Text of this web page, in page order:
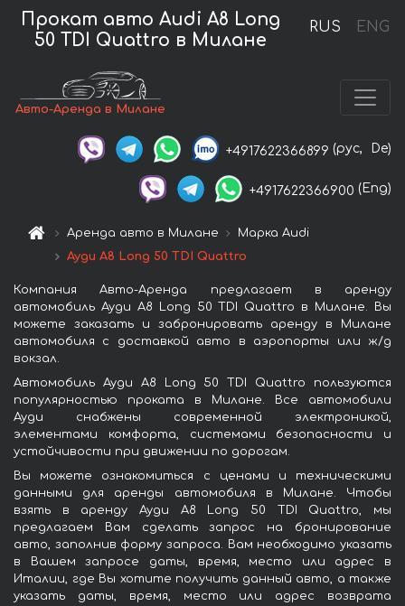
RUS ENG
Прокат авто Audi A8 Long
50 TDI Quattro в Милане
Авто-Аренда в Милане
+4917622366899 (рус, De)
+4917622366900 (Eng)
Аренда авто в Милане
Марка Audi
Ауди A8 Long 50 TDI Quattro
Компания Авто-Аренда предлагает в аренду
автомобиль Ауди A8 Long 50 TDI Quattro в Милане. Вы
можете заказать и забронировать аренду в Милане
автомобиля с доставкой авто в аэропорты или ж/д
вокзал.
Автомобиль Ауди A8 Long 50 TDI Quattro пользуются
популярностью проката в Милане. Все автомобили
Ауди снабжены современной электроникой,
элементами комфорта, системами безопасности и
устойчивости при движении по дорогам.
Вы можете ознакомиться с ценами и техническими
данными для аренды автомобиля в Милане. Чтобы
взять в аренду Ауди A8 Long 50 TDI Quattro, мы
предлагаем Вам сделать запрос на бронирование
авто, заполнив форму запроса. Вам необходимо указать
в Вашем запросе даты, время, место или адрес в
Италии, где Вы хотите получить данный авто, а также
указать даты, время, место или адрес возврата